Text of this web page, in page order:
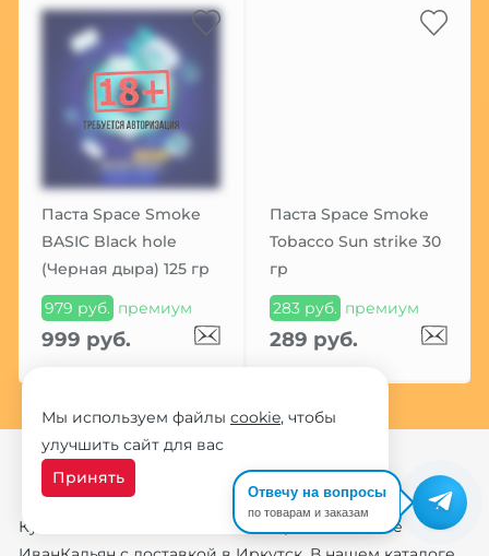
Мы используем файлы cookie, чтобы
улучшить сайт для вас
Принять
Паста Space Smoke
BASIC Black hole
(Черная дыра) 125 гр
979 руб. премиум
999 руб.
Паста Space Smoke
Tobacco Sun strike 30
гр
283 руб. премиум
289 руб.
Купите пасты для кальяна в интернет-магазине
Отвечу на вопросы
по товарам и заказам